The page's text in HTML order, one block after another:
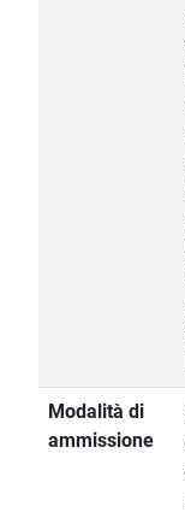
Modalità di
ammissione